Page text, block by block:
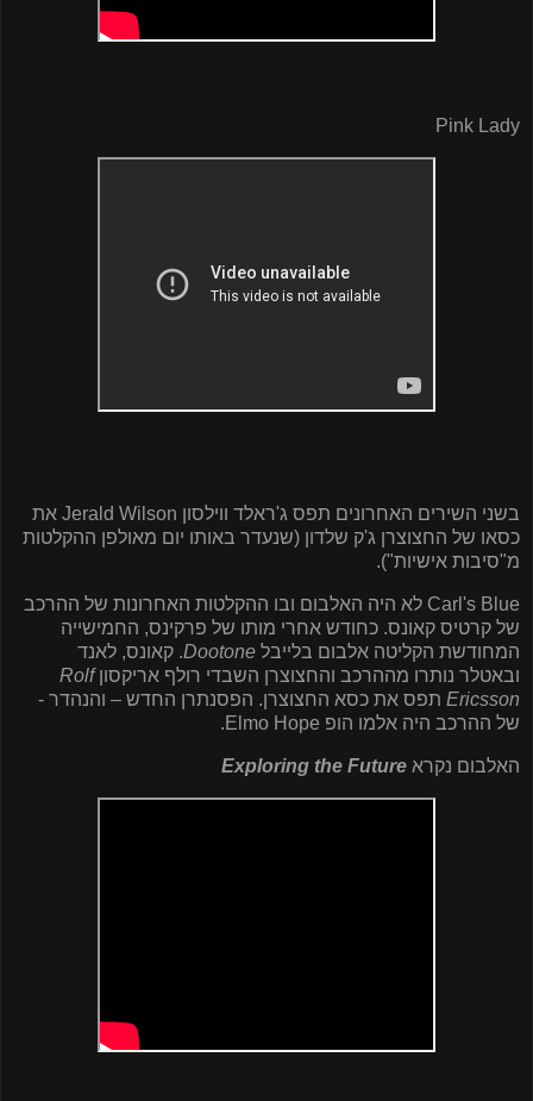
Pink Lady
בשני השירים האחרונים תפס ג'ראלד ווילסון Jerald Wilson את
כסאו של החצוצרן ג'ק שלדון (שנעדר באותו יום מאולפן ההקלטות
מ"סיבות אישיות").
Carl's Blue לא היה האלבום ובו ההקלטות האחרונות של ההרכב
של קרטיס קאונס. כחודש אחרי מותו של פרקינס, החמישייה
המחודשת הקליטה אלבום בלייבל Dootone. קאונס, לאנד
ובאטלר נותרו מההרכב והחצוצרן השבדי רולף אריקסוןRolf
Ericsson תפס את כסא החצוצרן. הפסנתרן החדש – והנהדר -
של ההרכב היה אלמו הופ Elmo Hope
.
האלבום נקרא Exploring the Future